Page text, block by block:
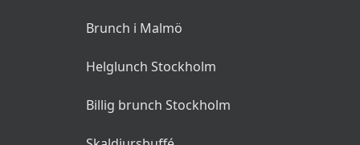
Brunch i Malmö
Helglunch Stockholm
Billig brunch Stockholm